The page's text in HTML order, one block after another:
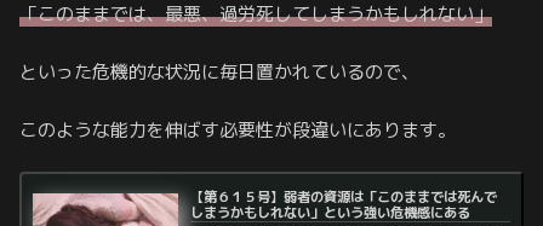
「このままでは、最悪、過労死してしまうかもしれない」
といった危機的な状況に毎日置かれているので、
このような能力を伸ばす必要性が段違いにあります。
【第６１５号】弱者の資源は「このままでは死んで
しまうかもしれない」という強い危機感にある